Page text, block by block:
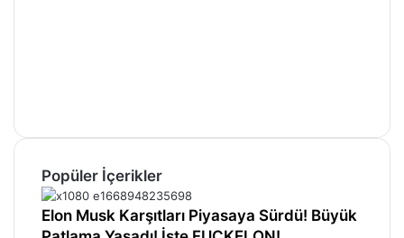
Popüler İçerikler
Elon Musk Karşıtları Piyasaya Sürdü! Büyük